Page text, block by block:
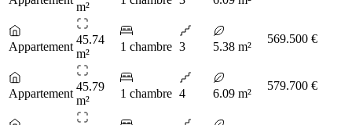
m²
Appartement
45.74
m²
1 chambre 3 5.38 m²
569.500 €
Appartement
45.79
m²
1 chambre 4 6.09 m²
579.700 €